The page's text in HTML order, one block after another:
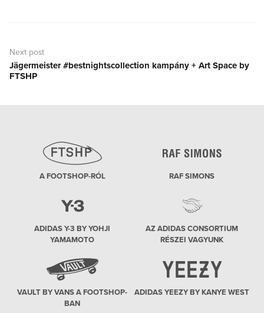
Next post
Next
post:
Jägermeister #bestnightscollection kampány + Art Space by
FTSHP
A FOOTSHOP-RÓL RAF SIMONS
ADIDAS Y-3 BY YOHJI
YAMAMOTO
AZ ADIDAS CONSORTIUM
RÉSZEI VAGYUNK
VAULT BY VANS A FOOTSHOP-
BAN
ADIDAS YEEZY BY KANYE WEST